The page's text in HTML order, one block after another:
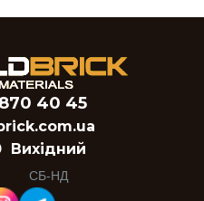
40 45
Вихідний
СБ-НД